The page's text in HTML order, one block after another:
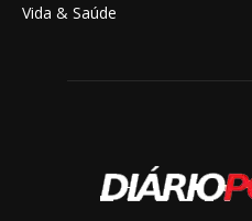
Vida & Saúde